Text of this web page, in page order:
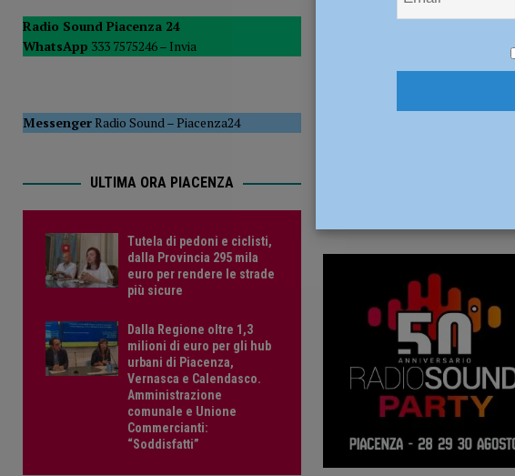
POLITICA
[ 5 Agosto 2026 ] Caldo estremo e asili nido, Tagliaferri (FdI): “Verificare
Radio Sound Piacenza 24
WhatsApp 333 7575246 – Invia
MessengerRadio Sound–Piacenza24
ULTIMA ORA PIACENZA
Tutela di pedoni e ciclisti,
dalla Provincia 295 mila
euro per rendere le strade
più sicure
Dalla Regione oltre 1,3
milioni di euro per gli hub
urbani di Piacenza,
Vernasca e Calendasco.
Amministrazione
comunale e Unione
Commercianti:
“Soddisfatti”